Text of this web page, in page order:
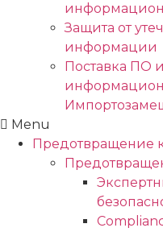
Защита от
информации
Поставка ПО
Menu
Предотвращение